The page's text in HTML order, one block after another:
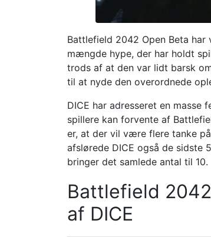
Battlefield 2042 Open Beta
mængde hype, der har holdt
trods af at den var lidt barsk
til at nyde den overordnede
DICE har adresseret en
spillere kan forvente af
er, at der vil være flere tanke
afslørede DICE også de sidste
bringer det samlede antal til 10.
Battlefield
af DICE